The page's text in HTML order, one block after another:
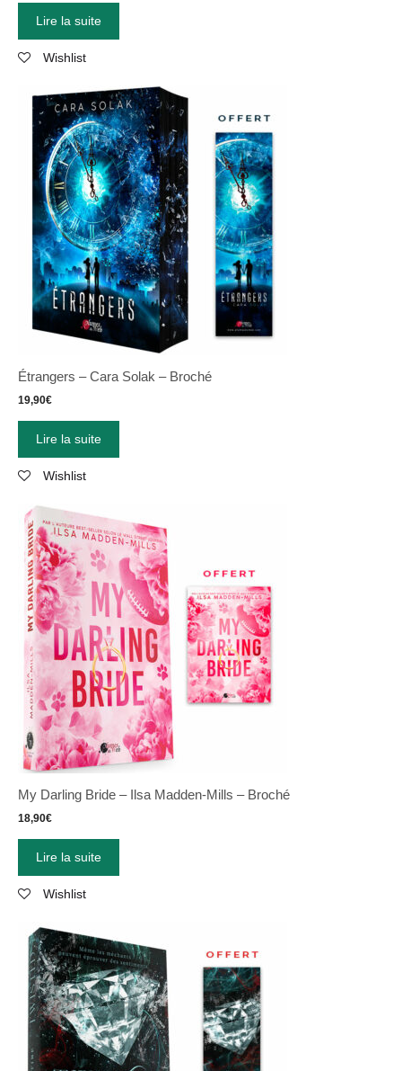
Lire la suite
Wishlist
Étrangers – Cara Solak – Broché
19,90€
Lire la suite
Wishlist
My Darling Bride – Ilsa Madden-Mills – Broché
18,90€
Lire la suite
Wishlist